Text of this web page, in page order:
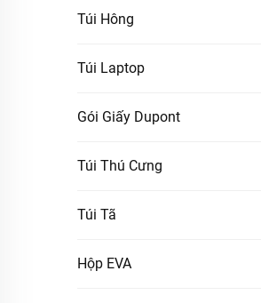
Túi Hông
Túi Laptop
Gói Giấy Dupont
Túi Thú Cưng
Túi Tã
Hộp EVA